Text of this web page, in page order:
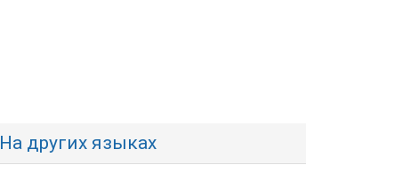
На других языках